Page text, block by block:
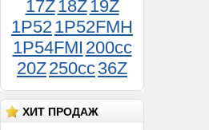
17Z18Z19Z
1P521P52FMH
1P54FMI 200cc
20Z250cc36Z
ХИТ ПРОДАЖ
Хомут 08-12 мм (9 мм)
25руб.